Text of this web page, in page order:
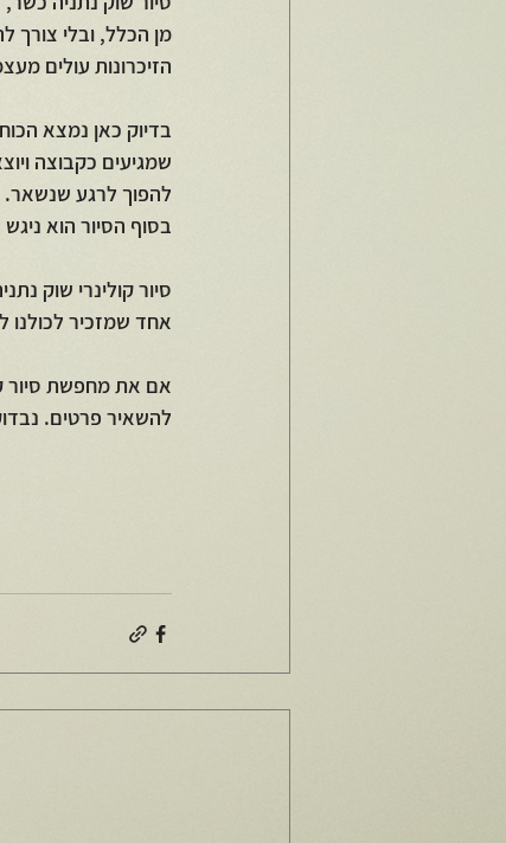
מן הכלל, ובלי צורך
הזיכרונות עולים
בדיוק כאן נמצא
שמגיעים כקבוצה
להפוך לרגע שנשאר.
בסוף הסיור הוא
סיור קולינרי שוק
אחד שמזכיר
אם את מחפשת סיור
להשאיר פרטים.